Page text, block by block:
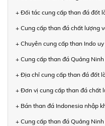
+ Đối tác cung cấp than đá đốt
+ Cung cấp than đá chất lượng
+ Chuyên cung cấp than Indo
+ Cung cấp than đá Quảng
+ Địa chỉ cung cấp than đá đốt
+ Đơn vị cung cấp than đá chất
+ Bán than đá Indonesia nhập
+ Cung cấp than đá Quảng